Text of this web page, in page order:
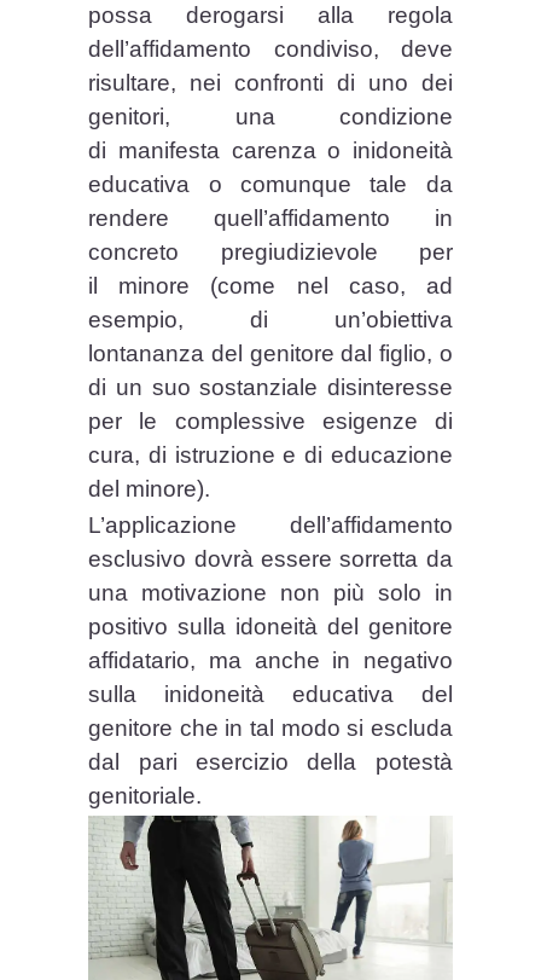
possa derogarsi alla regola
dell’affidamento condiviso, deve
risultare, nei confronti di uno dei
genitori, una condizione
di manifesta carenza o inidoneità
educativa o comunque tale da
rendere quell’affidamento in
concreto pregiudizievole per
il minore (come nel caso, ad
esempio, di un’obiettiva
lontananza del genitore dal figlio, o
di un suo sostanziale disinteresse
per le complessive esigenze di
cura, di istruzione e di educazione
del minore).
L’applicazione dell’affidamento
esclusivo dovrà essere sorretta da
una motivazione non più solo in
positivo sulla idoneità del genitore
affidatario, ma anche in negativo
sulla inidoneità educativa del
genitore che in tal modo si escluda
dal pari esercizio della potestà
genitoriale.